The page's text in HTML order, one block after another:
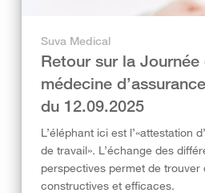
Suva Medical
Retour sur la Journée
médecine
du 12.09.2025
L’éléphant ici est l’«attestation
de travail». L’échange des
perspectives permet de trouver
constructives et efficaces.